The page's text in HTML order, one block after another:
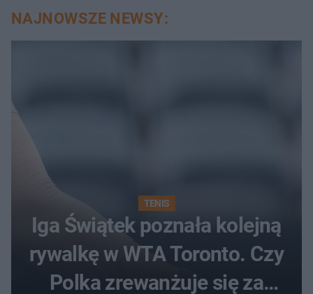
NAJNOWSZE NEWSY:
TENIS
Iga Świątek poznała kolejną
rywalkę w WTA Toronto. Czy
Polka zrewanżuje się za